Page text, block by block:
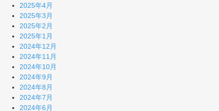
2025年4月
2025年3月
2025年2月
2025年1月
2024年12月
2024年11月
2024年10月
2024年9月
2024年8月
2024年7月
2024年6月